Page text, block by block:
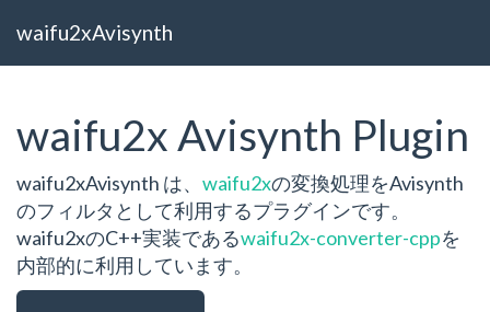
waifu2xAvisynth
waifu2x Avisynth Plugin
waifu2xAvisynth は、 waifu2xの変換処理をAvisynth
のフィルタとして利用するプラグインです。
waifu2xのC++実装であるwaifu2x-converter-cppを
内部的に利用しています。